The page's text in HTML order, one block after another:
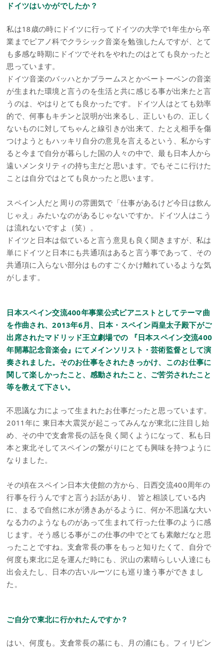
ドイツはいかがでしたか？
私は18歳の時にドイツに行ってドイツの大学で1年生から卒
業までピアノ科でクラシック音楽を勉強したんですが、とて
も多感な時期にドイツでそれをやれたのはとても良かったと
思っています。
ドイツ音楽のバッハとかブラームスとかベートーベンの音楽
が生まれた環境と言うのを生活と共に感じる事が出来たと言
うのは、やはりとても良かったです。ドイツ人はとても効率
的で、何事もキチンと説明が出来るし、正しいもの、正しく
ないものに対してちゃんと線引きが出来て、たとえ相手を傷
つけようともハッキリ自分の意見を言えるという、私からす
ると今まで自分が暮らした国の人々の中で、最も日本人から
遠いメンタリティの持ち主だと思います。でもそこに行けた
ことは自分ではとても良かったと思います。
スペイン人だと周りの雰囲気で「仕事があるけど今日は飲ん
じゃえ」みたいなのがあるじゃないですか。ドイツ人はこう
は流れないですよ（笑）。
ドイツと日本は似ていると言う意見も良く聞きますが、私は
単にドイツと日本にも共通項はあると言う事であって、その
共通項に入らない部分はものすごくかけ離れているような気
がします。
日本スペイン交流400年事業公式ピアニストとしてテーマ曲
を作曲され、2013年6月、日本・スペイン両皇太子殿下がご
出席されたマドリッド王立劇場での 『日本スペイン交流400
年開幕記念音楽会』にてメインソリスト・芸術監督として演
奏されました。そのお仕事をされたきっかけ、このお仕事に
関して楽しかったこと、感動されたこと、ご苦労されたこと
等を教えて下さい。
不思議な力によって生まれたお仕事だったと思っています。
2011年に 東日本大震災が起こってみんなが東北に注目し始
め、その中で支倉常長の話を良く聞くようになって、私も日
本と東北そしてスペインの繋がりにとても興味を持つように
なりました。
その頃在スペイン日本大使館の方から、日西交流400周年の
行事を行うんですと言うお話があり、 皆と相談している内
に、まるで自然に水が湧きあがるように、何か不思議な大い
なる力のようなものがあって生まれて行った仕事のように感
じます。そう感じる事がこの仕事の中でとても素敵だなと思
ったことですね。支倉常長の事をもっと知りたくて、自分で
何度も東北に足を運んだ時にも、沢山の素晴らしい人達にも
出会えたし、日本の古いルーツにも巡り逢う事ができまし
た。
ご自分で東北に行かれたんですか？
はい、何度も。支倉常長の墓にも、月の浦にも。フィリピン